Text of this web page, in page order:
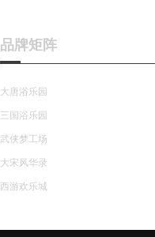
品牌矩阵
大唐浴乐园
三国浴乐园
武侠梦工场
大宋风华录
西游欢乐城